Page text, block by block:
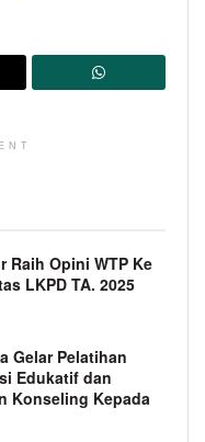
Raih Opini WTP Ke
LKPD TA. 2025
Gelar Pelatihan
Edukatif dan
Konseling Kepada